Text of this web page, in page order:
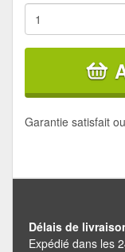
Garantie satisfait
Délais de
Expédié dans les